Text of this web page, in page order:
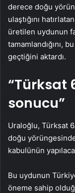
derece doğu
ulaştığını
üretilen uydunun
tamamlandığını,
geçtiğini aktardı.
“Türksat
sonucu”
Uraloğlu, Türksat
doğu
kabulünün
Bu uydunun
öneme sahip